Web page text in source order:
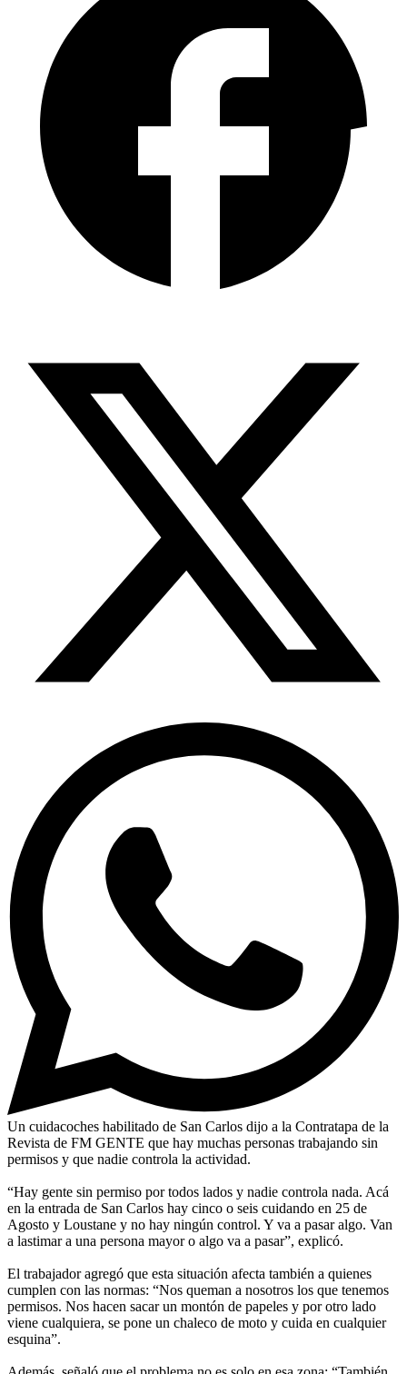
Un cuidacoches habilitado de San Carlos dijo a la Contratapa de la
Revista de FM GENTE que hay muchas personas trabajando sin
permisos y que nadie controla la actividad.
“Hay gente sin permiso por todos lados y nadie controla nada. Acá
en la entrada de San Carlos hay cinco o seis cuidando en 25 de
Agosto y Loustane y no hay ningún control. Y va a pasar algo. Van
a lastimar a una persona mayor o algo va a pasar”, explicó.
El trabajador agregó que esta situación afecta también a quienes
cumplen con las normas: “Nos queman a nosotros los que tenemos
permisos. Nos hacen sacar un montón de papeles y por otro lado
viene cualquiera, se pone un chaleco de moto y cuida en cualquier
esquina”.